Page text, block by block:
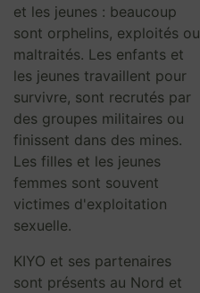
et les jeunes : beaucoup
sont orphelins, exploités ou
maltraités. Les enfants et
les jeunes travaillent pour
survivre, sont recrutés par
des groupes militaires ou
finissent dans des mines.
Les filles et les jeunes
femmes sont souvent
victimes d'exploitation
sexuelle.
KIYO et ses partenaires
sont présents au Nord et